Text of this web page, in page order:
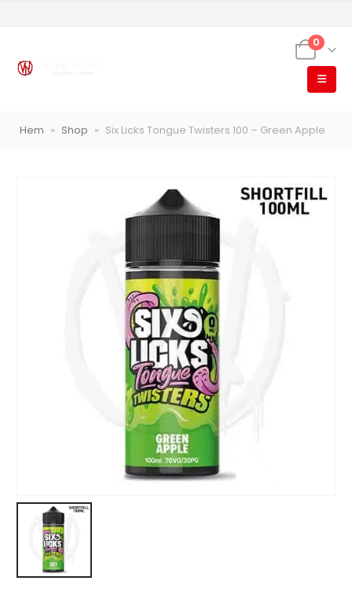
0
Hem » Shop » Six Licks Tongue Twisters 100 – Green Apple